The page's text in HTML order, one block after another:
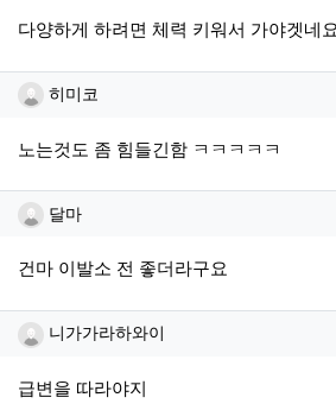
다양하게 하려면 체력 키워서 가야겟네
히미코님의 댓글
히미코
노는것도 좀 힘들긴함 ㅋㅋㅋㅋㅋ
달마님의 댓글
달마
건마 이발소 전 좋더라구요
니가가라하와이님의
니가가라하와이
급변을 따라야지